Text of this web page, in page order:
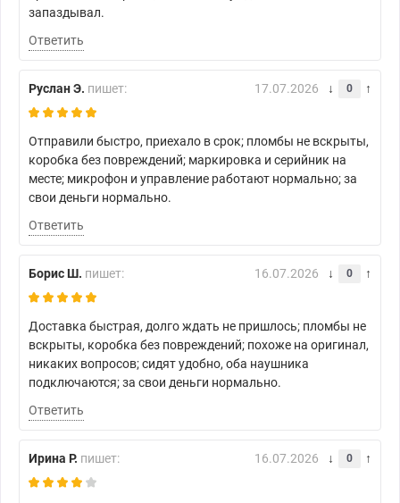
запаздывал.
Ответить
Руслан Э. пишет: 17.07.2026 0
Отправили быстро, приехало в срок; пломбы не вскрыты,
коробка без повреждений; маркировка и серийник на
месте; микрофон и управление работают нормально; за
свои деньги нормально.
Ответить
Борис Ш. пишет: 16.07.2026 0
Доставка быстрая, долго ждать не пришлось; пломбы не
вскрыты, коробка без повреждений; похоже на оригинал,
никаких вопросов; сидят удобно, оба наушника
подключаются; за свои деньги нормально.
Ответить
Ирина Р. пишет: 16.07.2026 0